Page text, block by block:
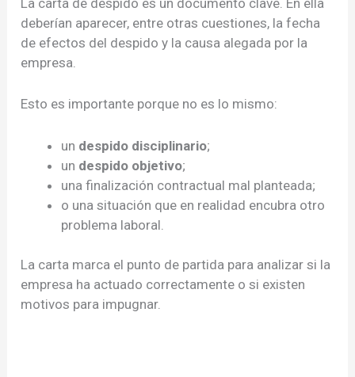
La carta de despido es un documento clave. En ella
deberían aparecer, entre otras cuestiones, la fecha
de efectos del despido y la causa alegada por la
empresa.
Esto es importante porque no es lo mismo:
un despido disciplinario;
un despido objetivo;
una finalización contractual mal planteada;
o una situación que en realidad encubra otro
problema laboral.
La carta marca el punto de partida para analizar si la
empresa ha actuado correctamente o si existen
motivos para impugnar.